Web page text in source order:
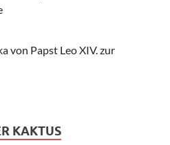
von Papst Leo XIV. zur
KAKTUS